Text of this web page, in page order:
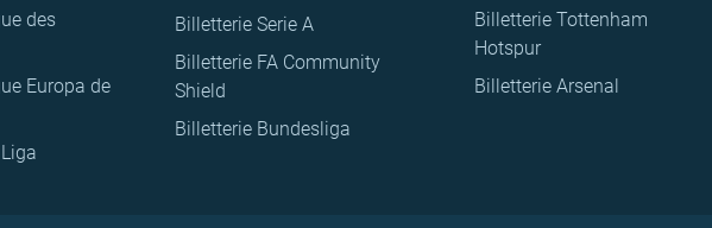
des
Europa de
Billetterie Serie A
Billetterie FA Community
Shield
Billetterie Bundesliga
Billetterie Tottenham
Hotspur
Billetterie Arsenal